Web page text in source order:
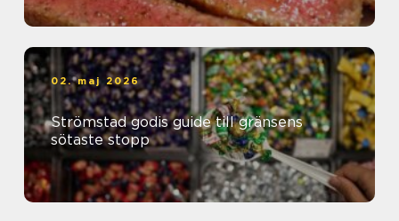
02. maj 2026
Strömstad godis guide till gränsens
sötaste stopp